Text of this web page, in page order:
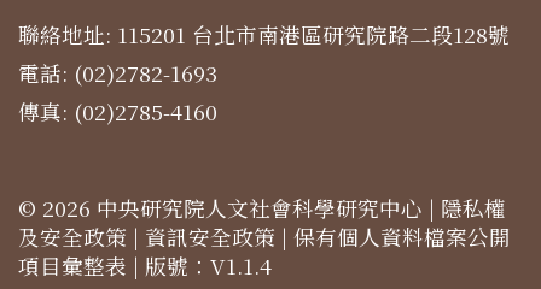
聯絡地址: 115201 台北市南港區研究院路二段128號
電話: (02)2782-1693
傳真: (02)2785-4160
© 2026 中央研究院人文社會科學研究中心 | 隱私權
及安全政策 | 資訊安全政策 | 保有個人資料檔案公開
項目彙整表 | 版號：V1.1.4